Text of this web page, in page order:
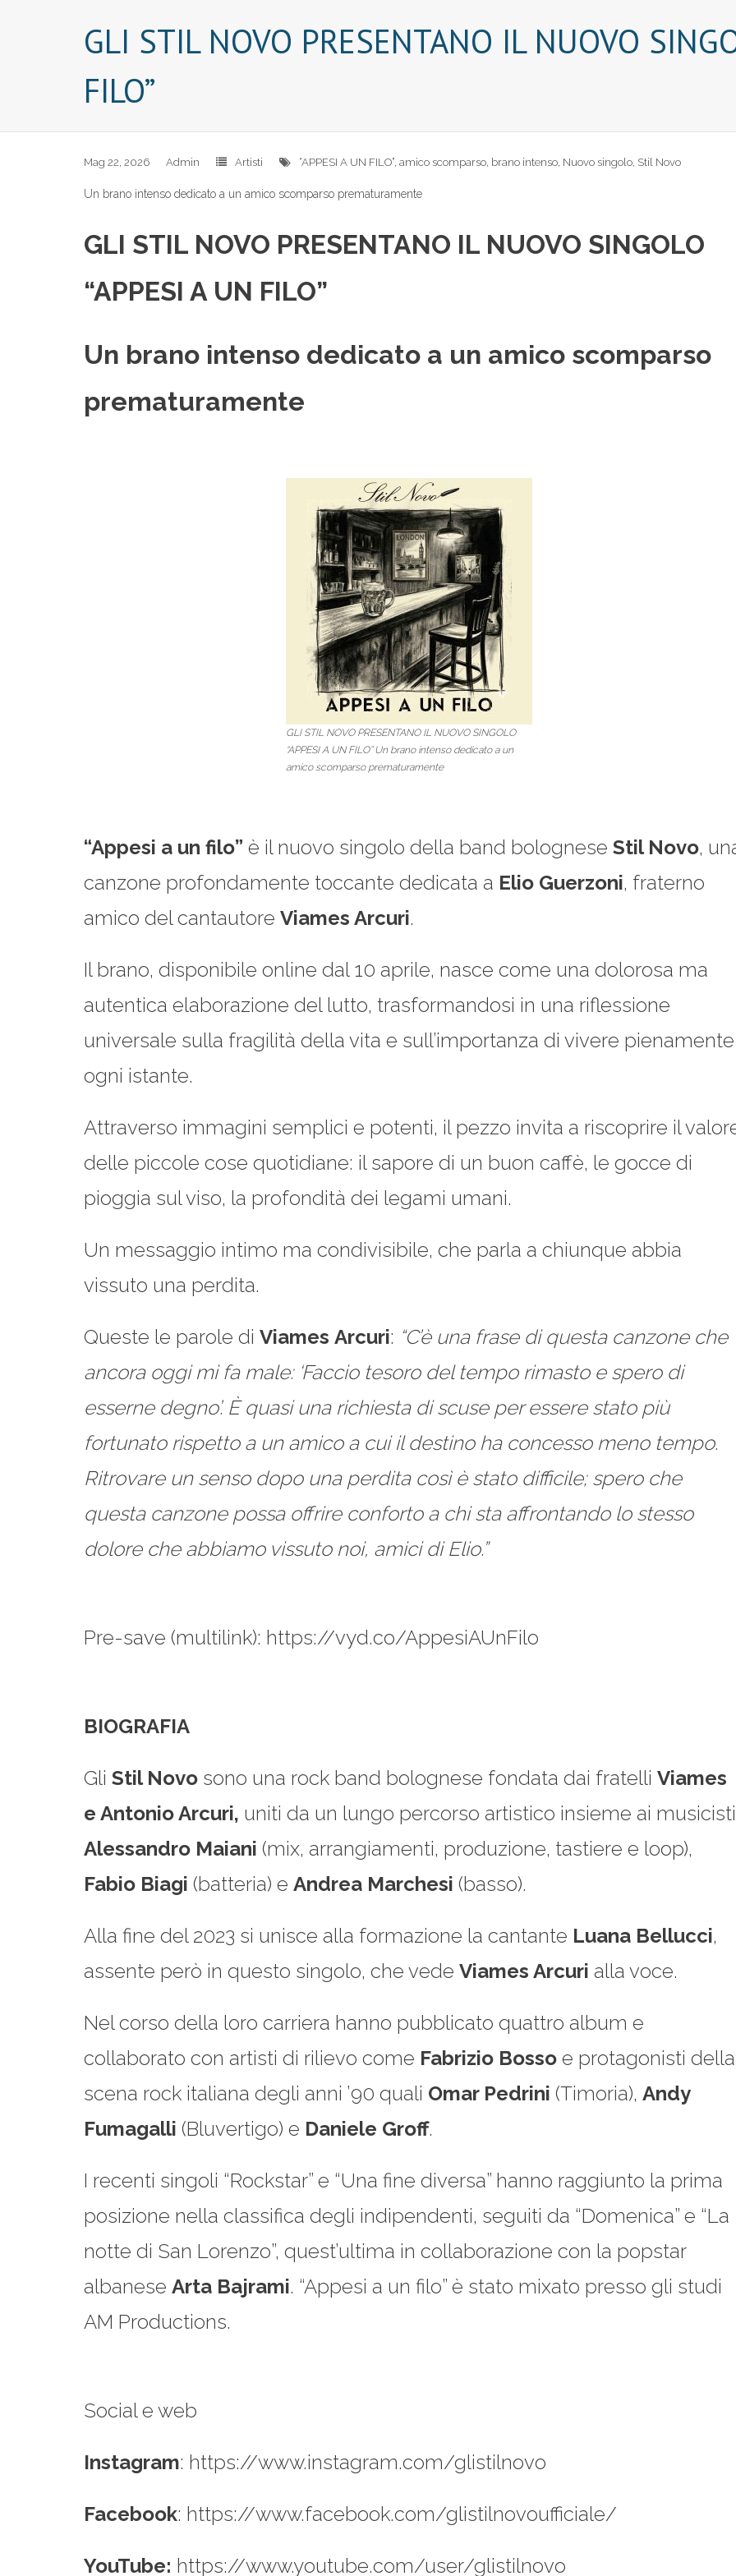
GLI STIL NOVO PRESENTANO IL NUOVO
FILO”
Mag 22, 2026 Admin Artisti “APPESI A UN FILO”, amico scomparso, brano intenso, Nuovo singolo, Stil Novo
Un brano intenso dedicato a un amico scomparso prematuramente
GLI STIL NOVO PRESENTANO IL NUOVO SINGOLO
“APPESI A UN FILO”
Un brano intenso dedicato a un amico scomparso
prematuramente
GLI STIL NOVO PRESENTANO IL NUOVO SINGOLO
“APPESI A UN FILO” Un brano intenso dedicato a un
amico scomparso prematuramente
“Appesi a un filo” è il nuovo singolo della band bolognese Stil Novo,
canzone profondamente toccante dedicata a Elio Guerzoni, fraterno
amico del cantautore Viames Arcuri.
Il brano, disponibile online dal 10 aprile, nasce come una dolorosa ma
autentica elaborazione del lutto, trasformandosi in una riflessione
universale sulla fragilità della vita e sull’importanza di vivere pienamente
ogni istante.
Attraverso immagini semplici e potenti, il pezzo invita a riscoprire il
delle piccole cose quotidiane: il sapore di un buon caffè, le gocce di
pioggia sul viso, la profondità dei legami umani.
Un messaggio intimo ma condivisibile, che parla a chiunque abbia
vissuto una perdita.
Queste le parole di Viames Arcuri: “C’è una frase di questa canzone che
ancora oggi mi fa male: ‘Faccio tesoro del tempo rimasto e spero di
esserne degno’. È quasi una richiesta di scuse per essere stato più
fortunato rispetto a un amico a cui il destino ha concesso meno tempo.
Ritrovare un senso dopo una perdita così è stato difficile; spero che
questa canzone possa offrire conforto a chi sta affrontando lo stesso
dolore che abbiamo vissuto noi, amici di Elio.”
Pre-save (multilink): https://vyd.co/AppesiAUnFilo
BIOGRAFIA
Gli Stil Novo sono una rock band bolognese fondata dai fratelli Viames
e Antonio Arcuri, uniti da un lungo percorso artistico insieme ai musicisti
Alessandro Maiani (mix, arrangiamenti, produzione, tastiere e loop),
Fabio Biagi (batteria) e Andrea Marchesi (basso).
Alla fine del 2023 si unisce alla formazione la cantante Luana Bellucci,
assente però in questo singolo, che vede Viames Arcuri alla voce.
Nel corso della loro carriera hanno pubblicato quattro album e
collaborato con artisti di rilievo come Fabrizio Bosso e protagonisti della
scena rock italiana degli anni ’90 quali Omar Pedrini (Timoria), Andy
Fumagalli (Bluvertigo) e Daniele Groff.
I recenti singoli “Rockstar” e “Una fine diversa” hanno raggiunto la prima
posizione nella classifica degli indipendenti, seguiti da “Domenica” e “La
notte di San Lorenzo”, quest’ultima in collaborazione con la popstar
albanese Arta Bajrami. “Appesi a un filo” è stato mixato presso gli studi
AM Productions.
Social e web
Instagram: https://www.instagram.com/glistilnovo
Facebook: https://www.facebook.com/glistilnovoufficiale/
YouTube: https://www.youtube.com/user/glistilnovo